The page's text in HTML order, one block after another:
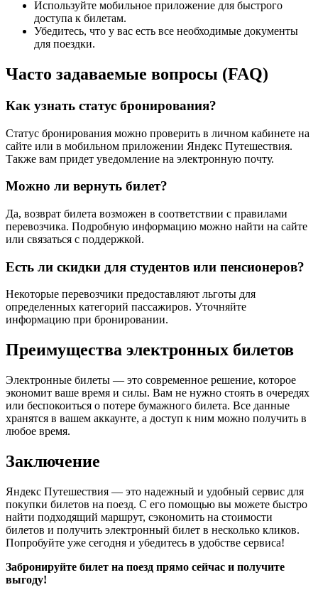
Используйте мобильное приложение для быстрого
доступа к билетам.
Убедитесь, что у вас есть все необходимые документы
для поездки.
Часто задаваемые вопросы (FAQ)
Как узнать статус бронирования?
Статус бронирования можно проверить в личном кабинете на
сайте или в мобильном приложении Яндекс Путешествия.
Также вам придет уведомление на электронную почту.
Можно ли вернуть билет?
Да, возврат билета возможен в соответствии с правилами
перевозчика. Подробную информацию можно найти на сайте
или связаться с поддержкой.
Есть ли скидки для студентов или пенсионеров?
Некоторые перевозчики предоставляют льготы для
определенных категорий пассажиров. Уточняйте
информацию при бронировании.
Преимущества электронных билетов
Электронные билеты — это современное решение, которое
экономит ваше время и силы. Вам не нужно стоять в очередях
или беспокоиться о потере бумажного билета. Все данные
хранятся в вашем аккаунте, а доступ к ним можно получить в
любое время.
Заключение
Яндекс Путешествия — это надежный и удобный сервис для
покупки билетов на поезд. С его помощью вы можете быстро
найти подходящий маршрут, сэкономить на стоимости
билетов и получить электронный билет в несколько кликов.
Попробуйте уже сегодня и убедитесь в удобстве сервиса!
Забронируйте билет на поезд прямо сейчас и получите
выгоду!